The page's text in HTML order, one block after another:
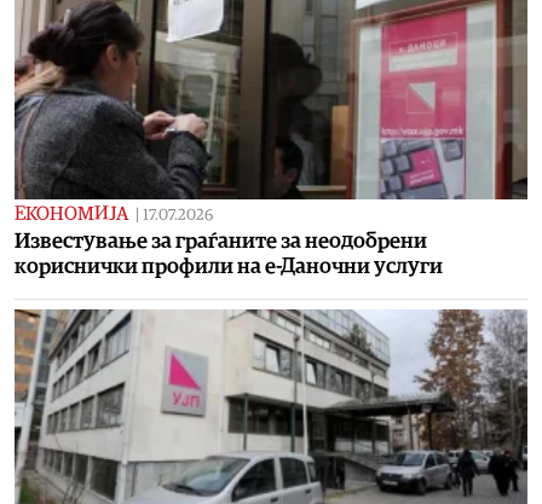
ЕКОНОМИЈА 17.07.2026
Известување за граѓаните за неодобрени
кориснички профили на е-Даночни услуги